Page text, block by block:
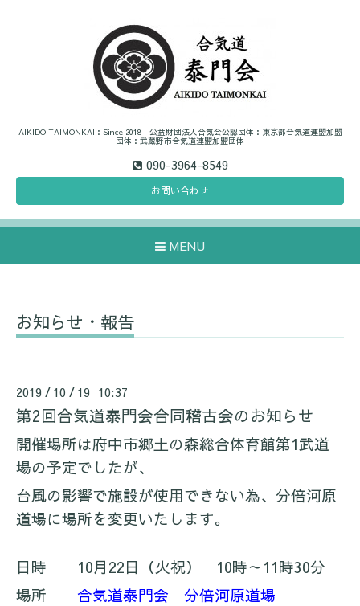
AIKIDO TAIMONKAI：Since 2018 公益財団法人合気会公認団体：東京都合気道連盟加盟
団体：武蔵野市合気道連盟加盟団体
090-3964-8549
お問い合わせ
MENU
お知らせ・報告
2019 / 10 / 19 10:37
第2回合気道泰門会合同稽古会のお知らせ
開催場所は府中市郷土の森総合体育館第1武道
場の予定でしたが、
台風の影響で施設が使用できない為、分倍河原
道場に場所を変更いたします。
日時 10月22日（火祝） 10時～11時30分
場所 合気道泰門会 分倍河原道場